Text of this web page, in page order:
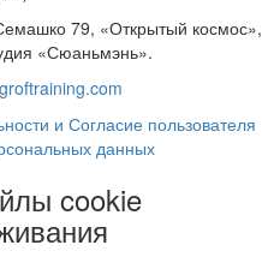
79, «Открытый космос»,
«Сюаньмэнь».
и Согласие пользователя
данных
cookie